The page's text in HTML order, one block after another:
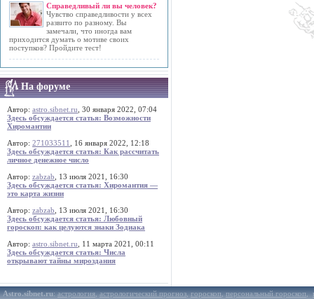
Справедливый ли вы человек?
Чувство справедливости у всех
развито по разному. Вы
замечали, что иногда вам
приходится думать о мотиве своих
поступков? Пройдите тест!
На форуме
Автор: astro.sibnet.ru , 30 января 2022, 07:04
Здесь обсуждается статья: Возможности
Хиромантии
Автор: 271033511
, 16 января 2022, 12:18
Здесь обсуждается статья: Как рассчитать
личное денежное число
Автор: zabzab , 13 июля 2021, 16:30
Здесь обсуждается статья: Хиромантия —
это карта жизни
Автор: zabzab , 13 июля 2021, 16:30
Здесь обсуждается статья: Любовный
гороскоп: как целуются знаки Зодиака
Автор: astro.sibnet.ru , 11 марта 2021, 00:11
Здесь обсуждается статья: Числа
открывают тайны мироздания
Astro.sibnet.ru:астрология,астрологический прогноз,гороскоп,персональный гороскоп,